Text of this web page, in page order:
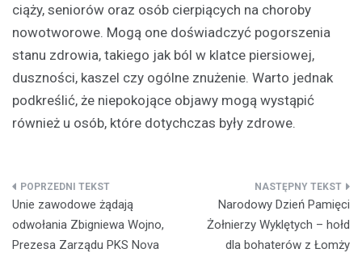
ciąży, seniorów oraz osób cierpiących na choroby
nowotworowe. Mogą one doświadczyć pogorszenia
stanu zdrowia, takiego jak ból w klatce piersiowej,
duszności, kaszel czy ogólne znużenie. Warto jednak
podkreślić, że niepokojące objawy mogą wystąpić
również u osób, które dotychczas były zdrowe.
Nawigacja
wpisu
Unie zawodowe żądają
odwołania Zbigniewa Wojno,
Prezesa Zarządu PKS Nova
Narodowy Dzień Pamięci
Żołnierzy Wyklętych – hołd
dla bohaterów z Łomży